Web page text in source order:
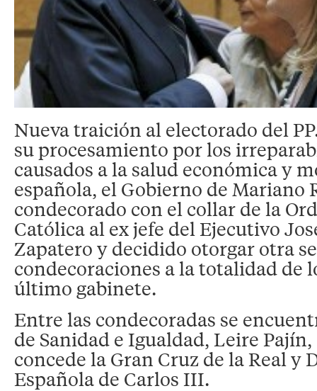
Nueva traición al electorado del
su procesamiento por los
causados a la salud económica y
española, el Gobierno de Mariano
condecorado con el collar de la
Católica al ex jefe del Ejecutivo
Zapatero y decidido otorgar otra
condecoraciones a la totalidad de
último gabinete.
Entre las condecoradas se
de Sanidad e Igualdad, Leire Pajín,
concede la Gran Cruz de la Real y
Española de Carlos III.